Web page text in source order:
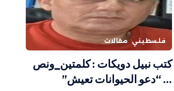
فلسطيني مقالات
كتب نبيل دويكات : كلمتين_ونص
… “دعو الحيوانات تعيش”